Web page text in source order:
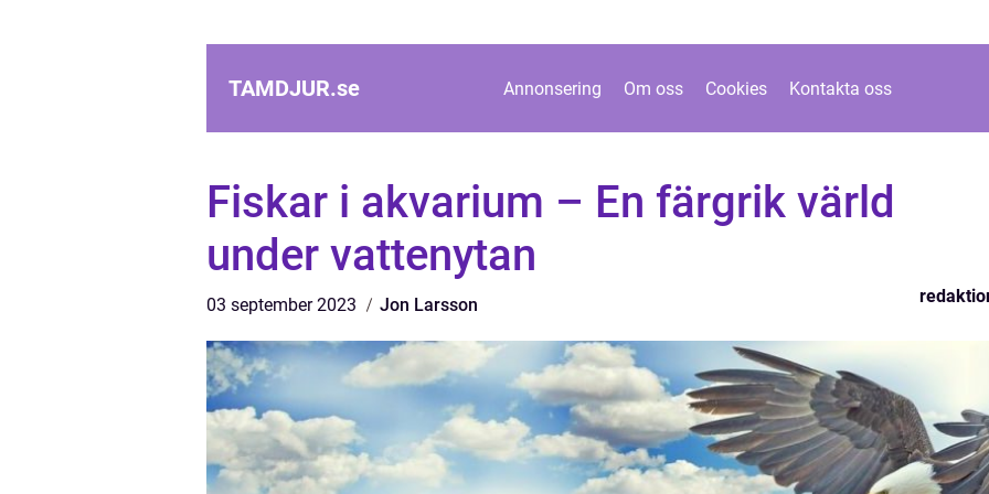
TAMDJUR.se Annonsering Om oss Cookies Kontakta oss
Fiskar i akvarium – En färgrik värld
under vattenytan
03 september 2023 Jon Larsson